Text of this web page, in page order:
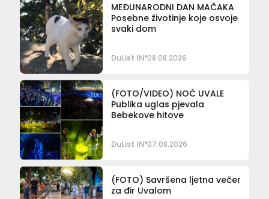
MEĐUNARODNI DAN MAČAKA
Posebne životinje koje osvoje
svaki dom
DuList IN 08.08.2026
(FOTO/VIDEO) NOĆ UVALE
Publika uglas pjevala
Bebekove hitove
DuList IN 07.08.2026
(FOTO) Savršena ljetna večer
za đir Uvalom